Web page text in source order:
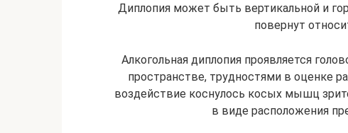
Диплопия может быть вертикальной и
повернут
Алкогольная диплопия проявляется
пространстве, трудностями в оценке
воздействие коснулось косых мышц
в виде расположения